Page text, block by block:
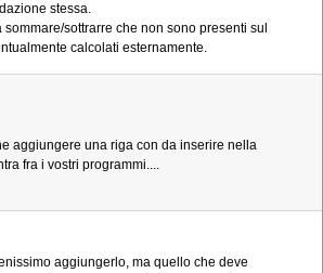
stessa.
sottrarre che non sono presenti sul
calcolati esternamente.
aggiungere una riga con da inserire nella
fra i vostri programmi....
aggiungerlo, ma quello che deve